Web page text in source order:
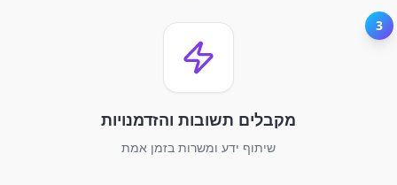
3
מקבלים תשובות והזדמנויות
שיתוף ידע ומשרות בזמן אמת